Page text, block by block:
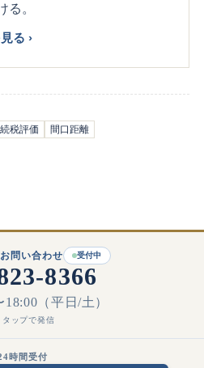
る。
る ›
税評価 間口距離
問い合わせ 受付中
8366
（平日/土）
ップで発信
時間受付